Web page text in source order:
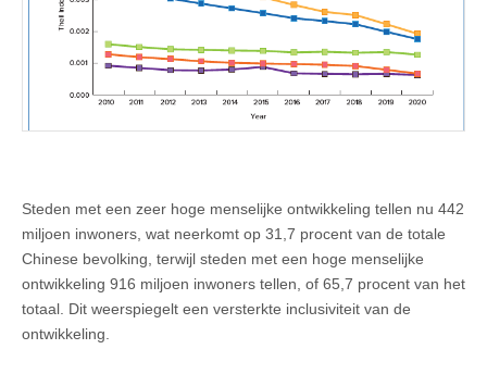
Steden met een zeer hoge menselijke ontwikkeling tellen nu 442
miljoen inwoners, wat neerkomt op 31,7 procent van de totale
Chinese bevolking, terwijl steden met een hoge menselijke
ontwikkeling 916 miljoen inwoners tellen, of 65,7 procent van het
totaal. Dit weerspiegelt een versterkte inclusiviteit van de
ontwikkeling.